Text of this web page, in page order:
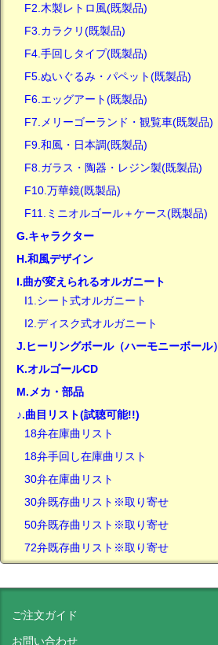
F2.木製レトロ風(既製品)
F3.カラクリ(既製品)
F4.手回しタイプ(既製品)
F5.ぬいぐるみ・パペット(既製品)
F6.エッグアート(既製品)
F7.メリーゴーランド・観覧車(既製品)
F9.和風・日本調(既製品)
F8.ガラス・陶器・レジン製(既製品)
F10.万華鏡(既製品)
F11.ミニオルゴール＋ケース(既製品)
G.キャラクター
H.和風デザイン
I.曲が変えられるオルガニート
I1.シート式オルガニート
I2.ディスク式オルガニート
J.ヒーリングボール（ハーモニーボール）
K.オルゴールCD
M.メカ・部品
♪.曲目リスト(試聴可能!!)
18弁在庫曲リスト
18弁手回し在庫曲リスト
30弁在庫曲リスト
30弁既存曲リスト※取り寄せ
50弁既存曲リスト※取り寄せ
72弁既存曲リスト※取り寄せ
ご注文ガイド
お問い合わせ